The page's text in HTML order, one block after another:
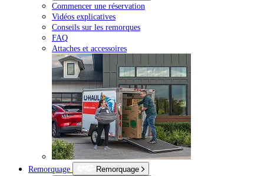
Commencer une réservation
Vidéos explicatives
Conseils sur les remorques
FAQ
Attaches et accessoires
Remorquage
Remorquage